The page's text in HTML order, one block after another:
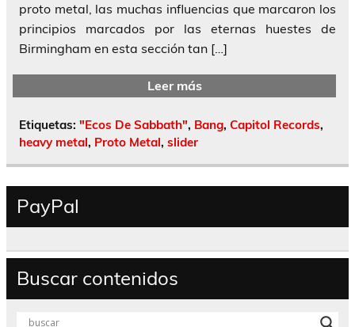
proto metal, las muchas influencias que marcaron los
principios marcados por las eternas huestes de
Birmingham en esta sección tan […]
Leer más
Etiquetas: "Ecos De Sabbath", Bang, Capitol Records,
heavy metal, Proto Metal, slider
PayPal
Buscar contenidos